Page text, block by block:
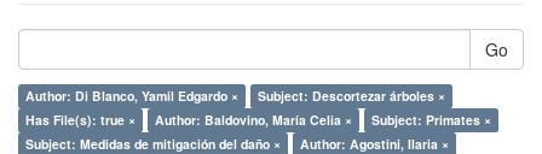
Go
Author: Di Blanco, Yamil Edgardo ×
Subject: Descortezar árboles ×
Has File(s): true ×
Author: Baldovino, María Celia ×
Subject: Primates ×
Subject: Medidas de mitigación del daño ×
Author: Agostini, Ilaria ×